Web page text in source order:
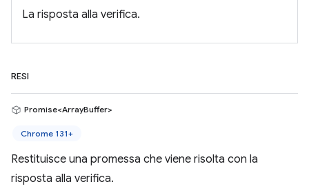
La risposta alla verifica.
RESI
Promise<ArrayBuffer>
Chrome 131+
Restituisce una promessa che viene risolta con la
risposta alla verifica.